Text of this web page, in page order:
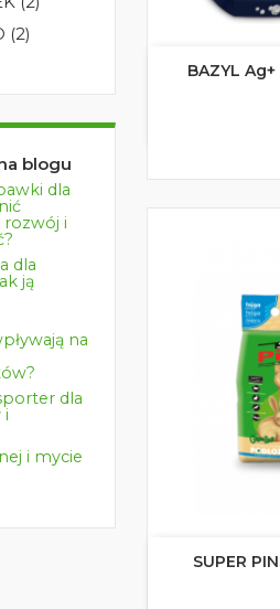
(2)
blogu
dla
i
dla
ją
na
dla
i
i mycie
BAZYL

SUPER
